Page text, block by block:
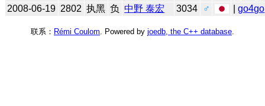
2008-06-19 2802 执黑 负 中野 泰宏 3034 ♂ |go4go
联系： Rémi Coulom . Powered by joedb, the C++ database